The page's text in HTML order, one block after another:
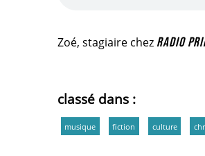
Zoé, stagiaire chezRADIO
classé dans :
musique fiction culture